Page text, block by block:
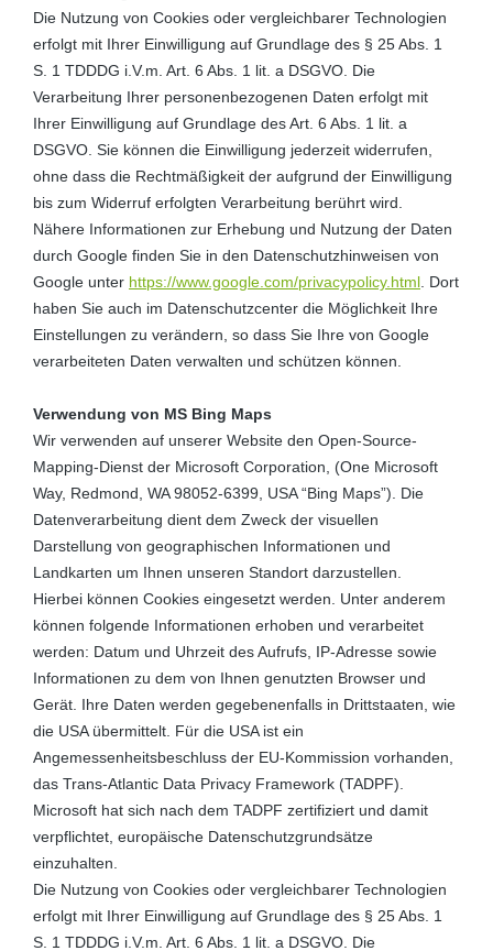
Die Nutzung von Cookies oder vergleichbarer Technologien
erfolgt mit Ihrer Einwilligung auf Grundlage des § 25 Abs. 1
S. 1 TDDDG i.V.m. Art. 6 Abs. 1 lit. a DSGVO. Die
Verarbeitung Ihrer personenbezogenen Daten erfolgt mit
Ihrer Einwilligung auf Grundlage des Art. 6 Abs. 1 lit. a
DSGVO. Sie können die Einwilligung jederzeit widerrufen,
ohne dass die Rechtmäßigkeit der aufgrund der Einwilligung
bis zum Widerruf erfolgten Verarbeitung berührt wird.
Nähere Informationen zur Erhebung und Nutzung der Daten
durch Google finden Sie in den Datenschutzhinweisen von
Google unter https://www.google.com/privacypolicy.html. Dort
haben Sie auch im Datenschutzcenter die Möglichkeit Ihre
Einstellungen zu verändern, so dass Sie Ihre von Google
verarbeiteten Daten verwalten und schützen können.
Verwendung von MS Bing Maps
Wir verwenden auf unserer Website den Open-Source-
Mapping-Dienst der Microsoft Corporation, (One Microsoft
Way, Redmond, WA 98052-6399, USA “Bing Maps”). Die
Datenverarbeitung dient dem Zweck der visuellen
Darstellung von geographischen Informationen und
Landkarten um Ihnen unseren Standort darzustellen.
Hierbei können Cookies eingesetzt werden. Unter anderem
können folgende Informationen erhoben und verarbeitet
werden: Datum und Uhrzeit des Aufrufs, IP-Adresse sowie
Informationen zu dem von Ihnen genutzten Browser und
Gerät. Ihre Daten werden gegebenenfalls in Drittstaaten, wie
die USA übermittelt. Für die USA ist ein
Angemessenheitsbeschluss der EU-Kommission vorhanden,
das Trans-Atlantic Data Privacy Framework (TADPF).
Microsoft hat sich nach dem TADPF zertifiziert und damit
verpflichtet, europäische Datenschutzgrundsätze
einzuhalten.
Die Nutzung von Cookies oder vergleichbarer Technologien
erfolgt mit Ihrer Einwilligung auf Grundlage des § 25 Abs. 1
S. 1 TDDDG i.V.m. Art. 6 Abs. 1 lit. a DSGVO. Die